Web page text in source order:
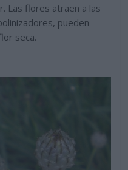
Las flores atraen a las
pueden
seca.